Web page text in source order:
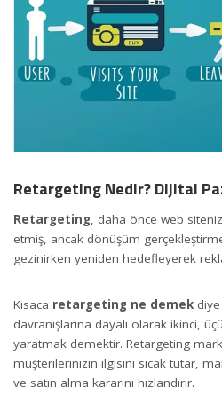
Retargeting Nedir
Retargeting Nedir? Dijital
Retargeting, daha önce web
etmiş, ancak dönüşüm
gezinirken yeniden hedefleyerek
Kısaca retargeting ne demek
davranışlarına dayalı olarak ikinci,
yaratmak demektir. Retargeting
müşterilerinizin ilgisini sıcak tutar,
ve satın alma kararını hızlandırır.